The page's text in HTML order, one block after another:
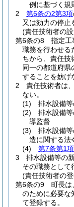
例に基づく規
2
第6条の2第3項
又は効力の停止
(責任技術者の
第6条の8
指定工
職務を行わせる
ちから、責任技
同一の都道府県
することを妨げ
2
責任技術者は
ない。
(1)
排水設備
(2)
排水設備
導監督
(3)
排水設備
造に関する法
(4)
第7条第1項
3
排水設備等の
その職務として
(責任技術者の
第6条の9
町長は
のために必要な
て登録する。